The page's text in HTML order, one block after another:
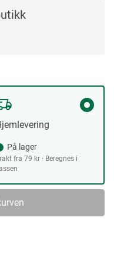
På lager
fra 79 kr · Beregnes i